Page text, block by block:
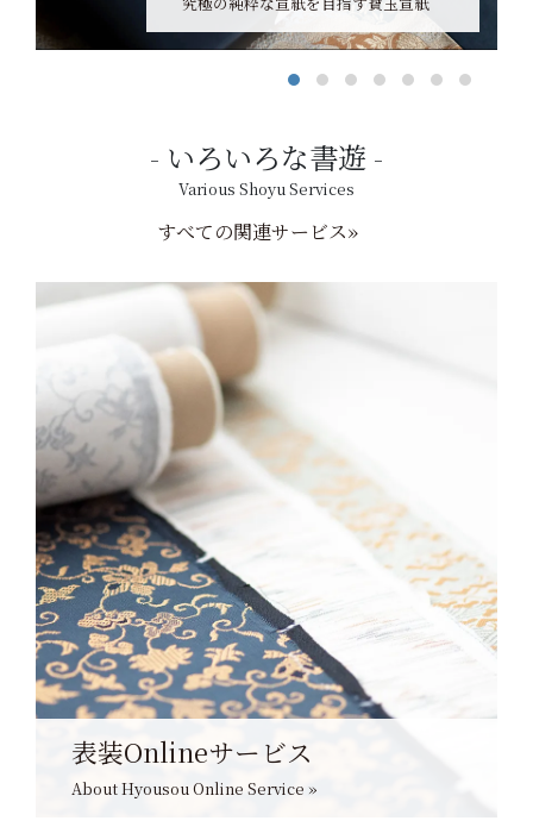
いろいろな書遊
Various Shoyu Services
すべての関連サービス»
表装Onlineサービス
About Hyousou Online Service »